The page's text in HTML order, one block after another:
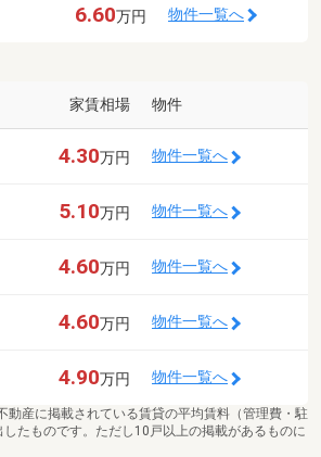
6.60万円 物件一覧へ
家賃相場 物件
4.30万円 物件一覧へ
5.10万円 物件一覧へ
4.60万円 物件一覧へ
4.60万円 物件一覧へ
4.90万円 物件一覧へ
動産に掲載されている賃貸の平均賃料（管理費・駐
たものです。ただし10戸以上の掲載があるものに